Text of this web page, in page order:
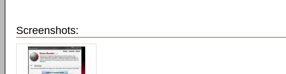
Screenshots: